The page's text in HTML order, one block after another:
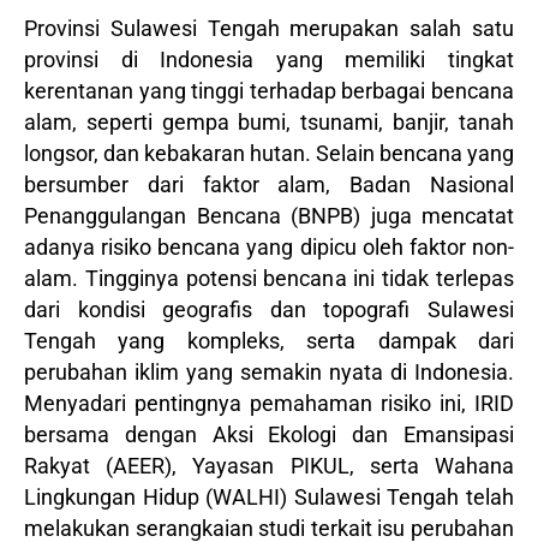
Provinsi Sulawesi Tengah merupakan salah satu
provinsi di Indonesia yang memiliki tingkat
kerentanan yang tinggi terhadap berbagai bencana
alam, seperti gempa bumi, tsunami, banjir, tanah
longsor, dan kebakaran hutan. Selain bencana yang
bersumber dari faktor alam, Badan Nasional
Penanggulangan Bencana (BNPB) juga mencatat
adanya risiko bencana yang dipicu oleh faktor non-
alam. Tingginya potensi bencana ini tidak terlepas
dari kondisi geografis dan topografi Sulawesi
Tengah yang kompleks, serta dampak dari
perubahan iklim yang semakin nyata di Indonesia.
Menyadari pentingnya pemahaman risiko ini, IRID
bersama dengan Aksi Ekologi dan Emansipasi
Rakyat (AEER), Yayasan PIKUL, serta Wahana
Lingkungan Hidup (WALHI) Sulawesi Tengah telah
melakukan serangkaian studi terkait isu perubahan